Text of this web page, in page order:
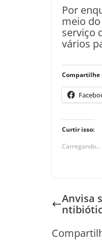
Por
meio
serviço
vários
Compartilhe
Curtir isso:
Carregando...
Anvisa